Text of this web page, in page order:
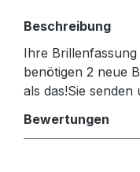
Beschreibung
Ihre
benötigen 2 neue
als das!Sie
Bewertungen